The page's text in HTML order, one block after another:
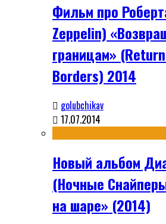
Фильм про
Zeppelin)
границам»
Borders) 2014
golubchikav
17.07.2014
Новый альбом
(Ночные
на шаре» (2014)